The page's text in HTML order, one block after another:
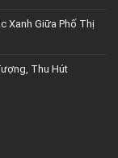
Xanh Giữa Phố Thị
Thu Hút